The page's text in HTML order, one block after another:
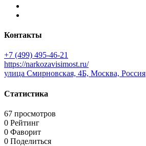
Контакты
+7 (499) 495-46-21
https://narkozavisimost.ru/
улица Смирновская, 4Б, Москва, Россия
Статистика
67 просмотров
0 Рейтинг
0 Фаворит
0 Поделиться